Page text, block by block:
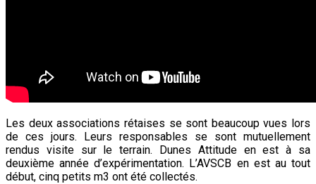
Les deux associations rétaises se sont beaucoup vues lors
de ces jours. Leurs responsables se sont mutuellement
rendus visite sur le terrain. Dunes Attitude en est à sa
deuxième année d’expérimentation. L’AVSCB en est au tout
début, cinq petits m3 ont été collectés.